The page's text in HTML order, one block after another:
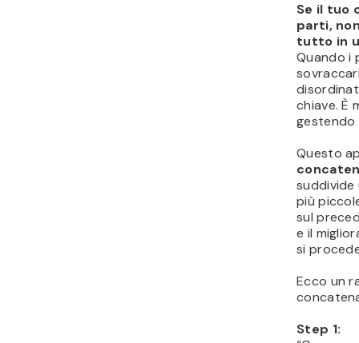
Se il tuo
parti,
tutto in
Quando i
chiave. È
gestendo
Questo
più
sul
e il
si
Ecco un
Step 1: